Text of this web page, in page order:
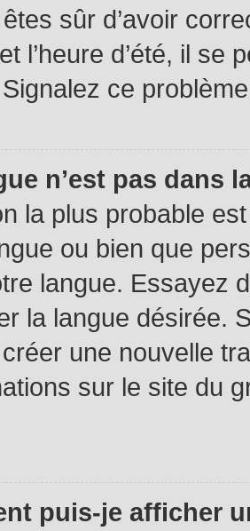
sûr d’avoir
l’heure d’été, il se
Signalez ce
n’est pas dans
la plus probable
ou bien que
langue. Essayez
la langue désirée.
une nouvelle
sur le site du
puis-je afficher